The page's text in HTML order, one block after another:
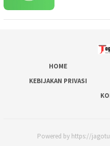
HOME
KEBIJAKAN PRIVASI
Powered by https://